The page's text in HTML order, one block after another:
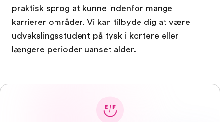
praktisk sprog at kunne indenfor mange
karrierer områder. Vi kan tilbyde dig at være
udvekslingsstudent på tysk i kortere eller
længere perioder uanset alder.